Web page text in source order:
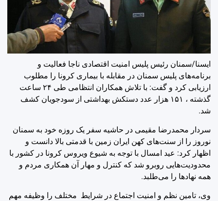
ایسنا/سمنان رئیس پلیس امنیت اقتصادی ناجا فعالیت و
برنامه‌های پلیس سمنان در مقابله با بیماری کرونا را مطلوب
ارزیابی کرد و گفت: با تلاش همکاران انتظامی طی ۲۴ ساعت
گذشته ، ۱۵۱ هزار عدد دستکش بهداشتی از سودجویان کشف
شد.
سردار محمدرضا مقیمی در حاشیه سفر یک روزه خود به سمنان
نوروز را از سنت‌های کهن ایران زمین با قدمتی بالا دانست و
اظهار کرد: عید امسال با توجه به شیوع ویروس کرونا در کشور با
محدودیت‌هایی روبرو شد که کنترل و مهار آن همکاری مردم و
همه نهادها را می‌طلبد.
وی، تامین نظم و امنیت اجتماع در شرایط مختلف را وظیفه مهم